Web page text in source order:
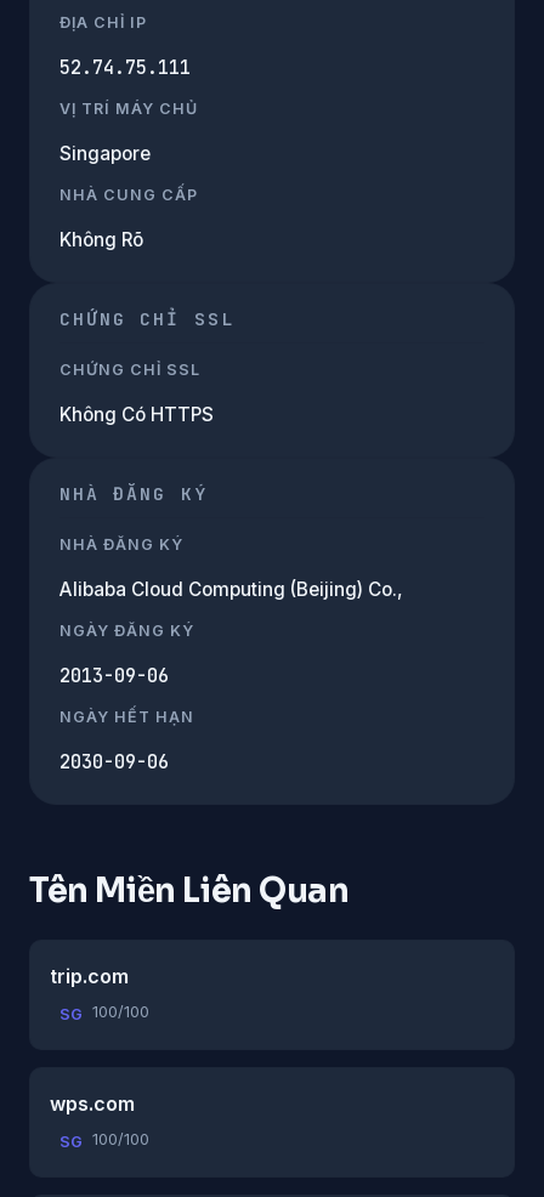
ĐỊA CHỈ IP
52.74.75.111
VỊ TRÍ MÁY CHỦ
Singapore
NHÀ CUNG CẤP
Không Rõ
CHỨNG CHỈ SSL
CHỨNG CHỈ SSL
Không Có HTTPS
NHÀ ĐĂNG KÝ
NHÀ ĐĂNG KÝ
Alibaba Cloud Computing (Beijing) Co.,
NGÀY ĐĂNG KÝ
2013-09-06
NGÀY HẾT HẠN
2030-09-06
Tên Miền Liên Quan
trip.com
SG 100/100
wps.com
SG 100/100